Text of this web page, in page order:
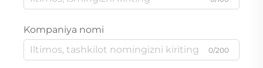
Kompaniya nomi
0/200